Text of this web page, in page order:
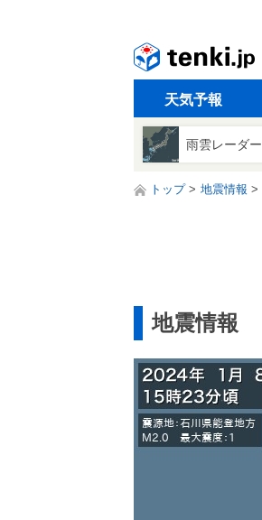
天気予報
雨雲レーダー
トップ 地震情報
地震情報